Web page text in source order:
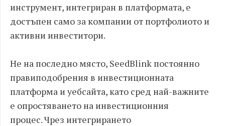
инструмент, интегриран в платформата, е
достъпен само за компании от портфолиото и
активни инвеститори.
Не на последно място, SeedBlink постоянно
правиподобрения в инвестиционната
платформа и уебсайта, като сред най-важните
е опростяването на инвестиционния
процес.Чрез интегрирането